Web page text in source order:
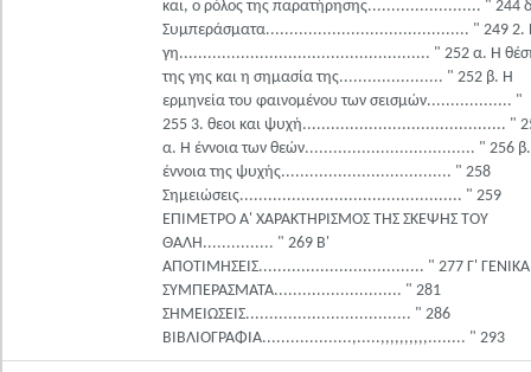
και, ο ρόλος της παρατήρησης........................ " 244
Συμπεράσματα........................................... " 249 2.
γη..................................................... " 252 α. Η
της γης και η σημασία της...................... " 252 β. Η
ερμηνεία του φαινομένου των σεισμών.................. "
255 3. θεοι και ψυχή........................................... "
α. Η έννοια των θεών.................................... " 256
έννοια της ψυχής.................................... " 258
Σημειώσεις............................................... " 259
ΕΠΙΜΕΤΡΟ Α' ΧΑΡΑΚΤΗΡΙΣΜΟΣ ΤΗΣ ΣΚΕΨΗΣ ΤΟΥ
ΘΑΛΗ............... " 269 Β'
ΑΠΟΤΙΜΗΣΕΙΣ................................... " 277 Γ' ΓΕΝΙΚΑ
ΣΥΜΠΕΡΑΣΜΑΤΑ........................... " 281
ΣΗΜΕΙΩΣΕΙΣ................................... " 286
ΒΙΒΛΙΟΓΡΑΦΙΑ...................,.....,,,,,,,,,,........ " 293